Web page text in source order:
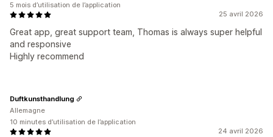
25 avril 2026
Great app, great support team, Thomas is always super helpful
and responsive
Highly recommend
5 mois d’utilisation de l’application
24 avril 2026
Duftkunsthandlung
Allemagne
10 minutes d’utilisation de l’application